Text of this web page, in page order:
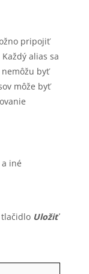
pripojiť
alias sa
byť
môže byť
iné
Uložiť